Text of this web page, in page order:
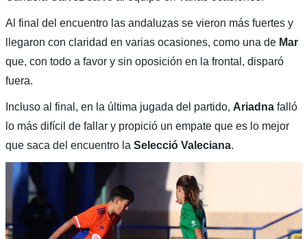
Al final del encuentro las andaluzas se vieron más fuertes y
llegaron con claridad en varias ocasiones, como una de Mar
que, con todo a favor y sin oposición en la frontal, disparó
fuera.
Incluso al final, en la última jugada del partido, Ariadnafalló
lo más difícil de fallar y propició un empate que es lo mejor
que saca del encuentro laSelecció Valeciana.